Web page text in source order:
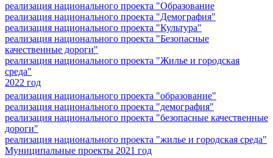
реализация национального проекта "Образование
реализация национального проекта "Демография"
реализация национального проекта "Культура"
реализация национального проекта "Безопасные
качественные дороги"
реализация национального проекта "Жилье и городская
среда"
2022 год
реализация национального проекта "образование"
реализация национального проекта "демография"
реализация национального проекта "безопасные качественные
дороги"
реализация национального проекта "жилье и городская среда"
Муниципальные проекты 2021 год